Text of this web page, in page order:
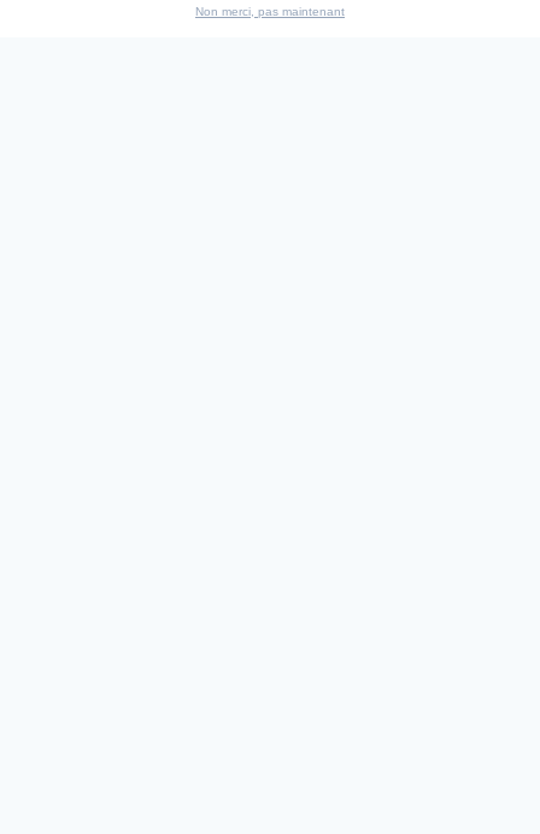
Non merci, pas maintenant